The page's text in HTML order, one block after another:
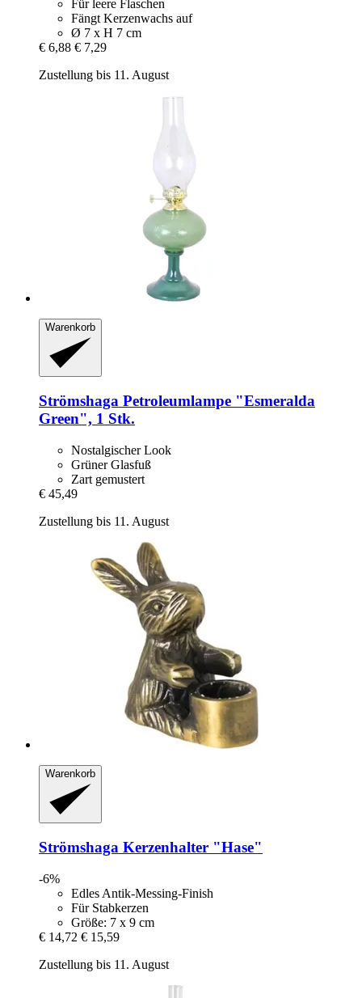
Für leere Flaschen
Fängt Kerzenwachs auf
Ø 7 x H 7 cm
€ 6,88 € 7,29
Zustellung bis 11. August
Warenkorb
Strömshaga Petroleumlampe "Esmeralda
Green", 1 Stk.
Nostalgischer Look
Grüner Glasfuß
Zart gemustert
€ 45,49
Zustellung bis 11. August
Warenkorb
Strömshaga Kerzenhalter "Hase"
-6%
Edles Antik-Messing-Finish
Für Stabkerzen
Größe: 7 x 9 cm
€ 14,72 € 15,59
Zustellung bis 11. August